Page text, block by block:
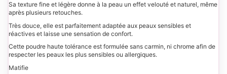
Sa texture fine et légère donne à la peau un effet velouté et naturel, même
après plusieurs retouches.
Très douce, elle est parfaitement adaptée aux peaux sensibles et
réactives et laisse une sensation de confort.
Cette poudre haute tolérance est formulée sans carmin, ni chrome afin de
respecter les peaux les plus sensibles ou allergiques.
Matifie